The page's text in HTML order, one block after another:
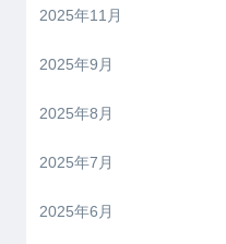
2025年11月
2025年9月
2025年8月
2025年7月
2025年6月